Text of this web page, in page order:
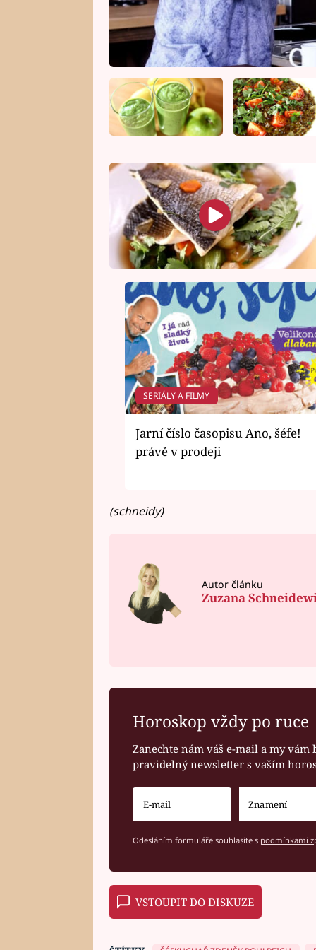
SERIÁLY A FILMY
Jarní číslo časopisu Ano, šéfe!
právě v prodeji
(schneidy)
Autor článku
Zuzana
Horoskop vždy po ruce
Zanechte nám váš e-mail a my vám
pravidelný newsletter s vaším
Odesláním formuláře souhlasíte s podmínkami
VSTOUPIT DO DISKUZE